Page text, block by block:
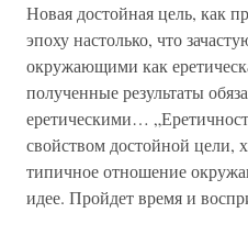
Новая достойная цель, как
эпоху настолько, что
окружающими как
полученные результаты
еретическими…
свойством достойной цели,
типичное отношение
идее. Пройдет время и